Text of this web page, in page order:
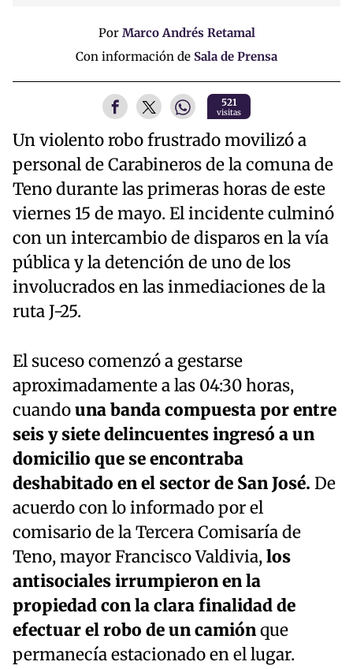
Por Marco Andrés Retamal
Con información de Sala de Prensa
521
visitas
Un violento robo frustrado movilizó a
personal de Carabineros de la comuna de
Teno durante las primeras horas de este
viernes 15 de mayo. El incidente culminó
con un intercambio de disparos en la vía
pública y la detención de uno de los
involucrados en las inmediaciones de la
ruta J-25.
El suceso comenzó a gestarse
aproximadamente a las 04:30 horas,
cuandouna banda compuesta por entre
seis y siete delincuentes ingresó a un
domicilio que se encontraba
deshabitado en el sector de San José. De
acuerdo con lo informado por el
comisario de la Tercera Comisaría de
Teno, mayor Francisco Valdivia,los
antisociales irrumpieron en la
propiedad con la clara finalidad de
efectuar el robo de un camiónque
permanecía estacionado en el lugar.